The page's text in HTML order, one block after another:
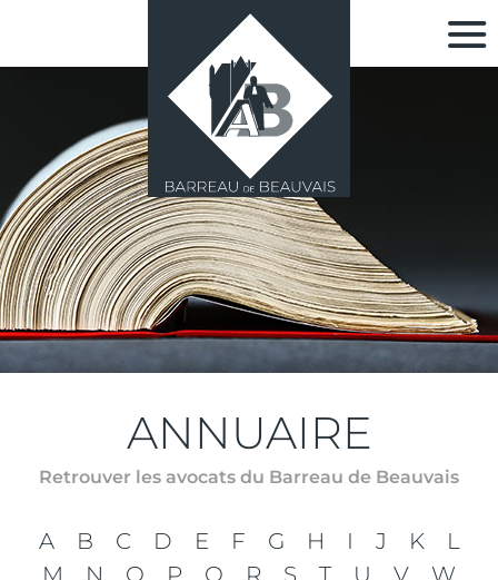
ANNUAIRE
Retrouver les avocats du Barreau de Beauvais
A B C D E F G H I J K
L
M
N O P Q R S T U V
W